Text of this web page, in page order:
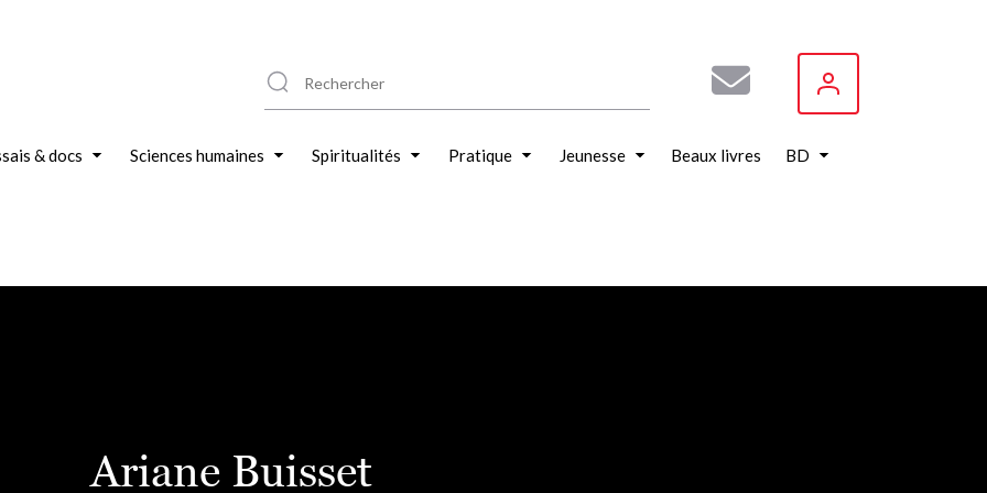
& docs Sciences humaines Spiritualités Pratique Jeunesse Beaux livres BD
Ariane Buisset